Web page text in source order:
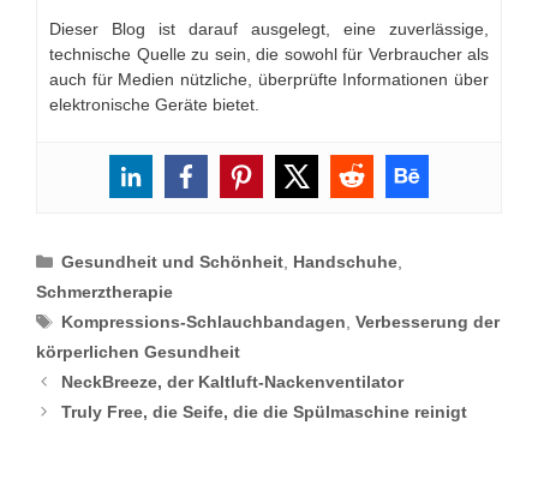
Dieser Blog ist darauf ausgelegt, eine zuverlässige,
technische Quelle zu sein, die sowohl für Verbraucher als
auch für Medien nützliche, überprüfte Informationen über
elektronische Geräte bietet.
Categories
Gesundheit und Schönheit Handschuhe
Schmerztherapie
Tags
Kompressions-Schlauchbandagen ,Verbesserung der
körperlichen Gesundheit
NeckBreeze, der Kaltluft-Nackenventilator
Truly Free, die Seife, die die Spülmaschine reinigt